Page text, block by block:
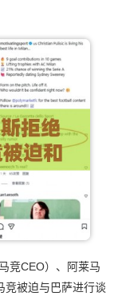
竞CEO）、阿莱马
竞被迫与巴萨进行谈